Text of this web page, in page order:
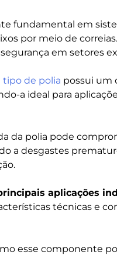
fundamental em
por meio de
em setores
tipo de polia possui um
a ideal para
da polia pode
a desgastes
aplicações
técnicas e
esse componente